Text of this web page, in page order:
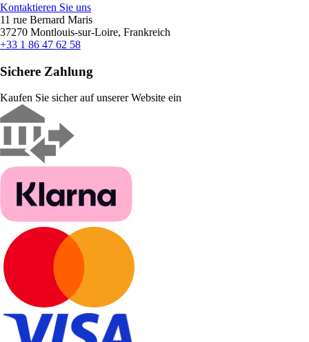
Kontaktieren Sie uns
11 rue Bernard Maris
37270 Montlouis-sur-Loire, Frankreich
+33 1 86 47 62 58
Sichere Zahlung
Kaufen Sie sicher auf unserer Website ein